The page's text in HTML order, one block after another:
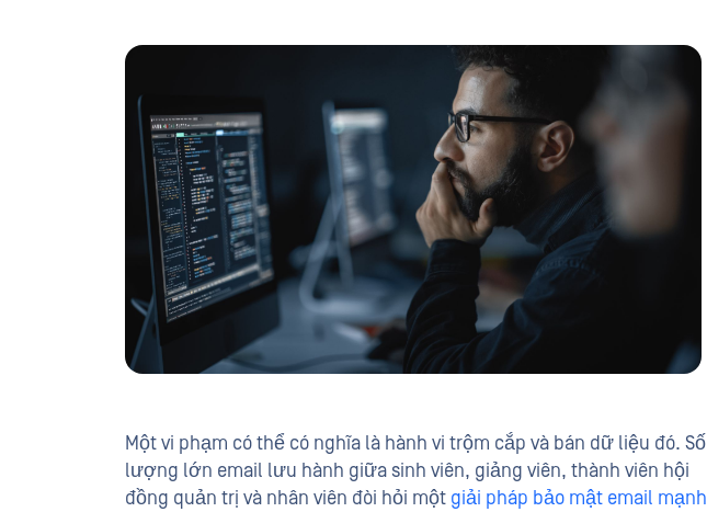
Một vi phạm có thể có nghĩa là hành vi trộm cắp và bán dữ liệu đó. Số
lượng lớn email lưu hành giữa sinh viên, giảng viên, thành viên hội
đồng quản trị và nhân viên đòi hỏi một giải pháp bảo mật email mạnh